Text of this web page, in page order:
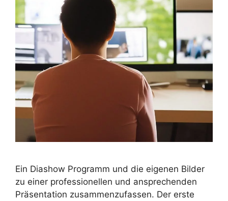
Ein Diashow Programm und die eigenen Bilder
zu einer professionellen und ansprechenden
Präsentation zusammenzufassen. Der erste